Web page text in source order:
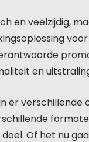
en veelzijdig,
en
er
Of het nu